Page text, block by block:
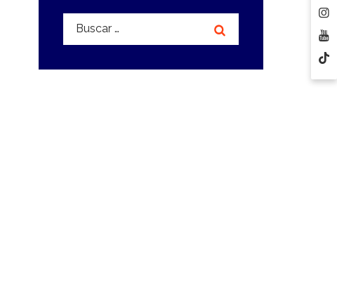
Buscar: